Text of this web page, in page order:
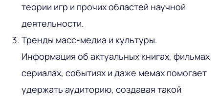
теории игр и прочих областей научной
деятельности.
Тренды масс-медиа и культуры.
Информация об актуальных книгах, фильмах
сериалах, событиях и даже мемах помогает
удержать аудиторию, создавая такой